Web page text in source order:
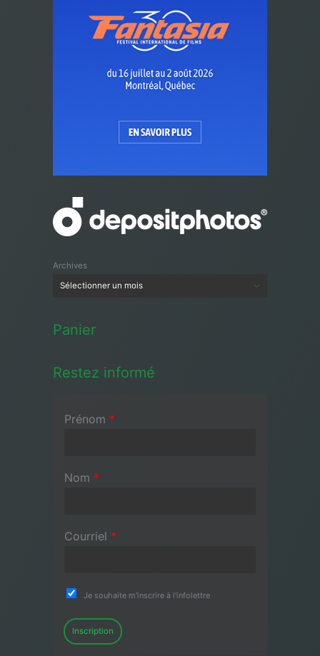
Archives
Panier
Restez informé
Prénom *
Nom *
Courriel *
Je souhaite m'inscrire à l'infolettre
Inscription